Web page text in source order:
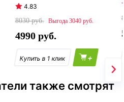
4.83
8030
3040
4990
+
также смотрят